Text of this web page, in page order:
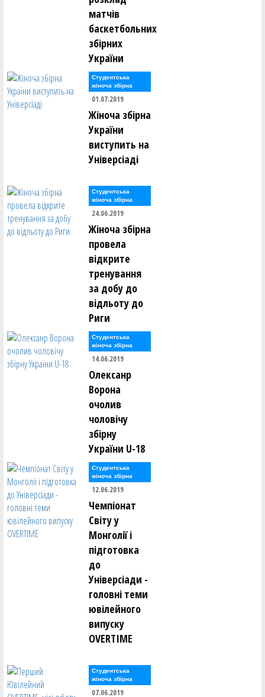
матчів
баскетбольних
збірних
України
Студентська
жіноча збірна
01.07.2019
Жіноча збірна
України
виступить на
Універсіаді
Студентська
жіноча збірна
24.06.2019
Жіноча збірна
провела
відкрите
тренування
за добу до
відльоту до
Риги
Студентська
жіноча збірна
14.06.2019
Олексанр
Ворона
очолив
чоловічу
збірну
України U-18
Студентська
жіноча збірна
12.06.2019
Чемпіонат
Світу у
Монголії і
підготовка
до
Універсіади -
головні теми
ювілейного
випуску
OVERTIME
Студентська
жіноча збірна
07.06.2019